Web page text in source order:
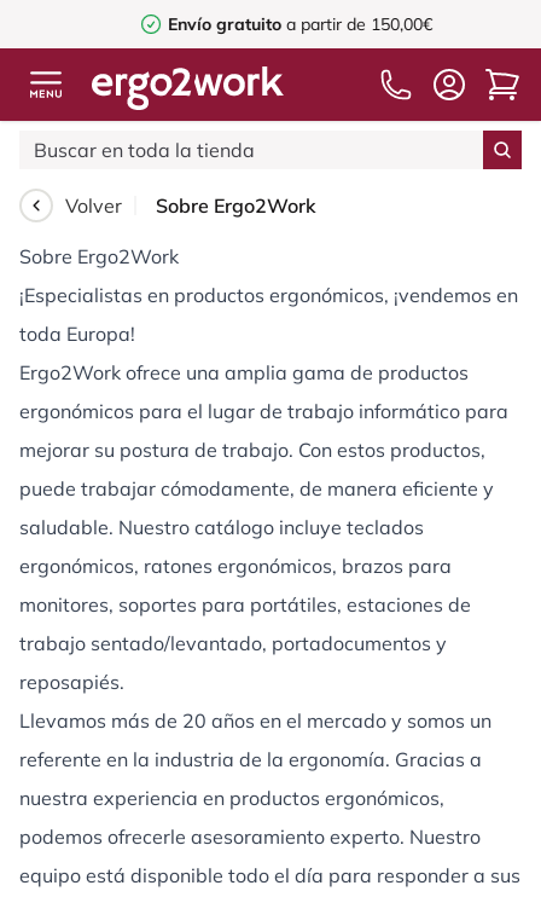
Envío gratuitoa partir de 150,00€
Volver Sobre Ergo2Work
Sobre Ergo2Work
¡Especialistas en productos ergonómicos, ¡vendemos en
toda Europa!
Ergo2Work ofrece una amplia gama de productos
ergonómicos para el lugar de trabajo informático para
mejorar su postura de trabajo. Con estos productos,
puede trabajar cómodamente, de manera eficiente y
saludable. Nuestro catálogo incluye teclados
ergonómicos, ratones ergonómicos, brazos para
monitores, soportes para portátiles, estaciones de
trabajo sentado/levantado, portadocumentos y
reposapiés.
Llevamos más de 20 años en el mercado y somos un
referente en la industria de la ergonomía. Gracias a
nuestra experiencia en productos ergonómicos,
podemos ofrecerle asesoramiento experto. Nuestro
equipo está disponible todo el día para responder a sus